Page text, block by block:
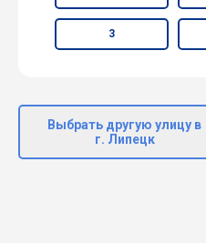
3
Выбрать другую улицу в
г. Липецк